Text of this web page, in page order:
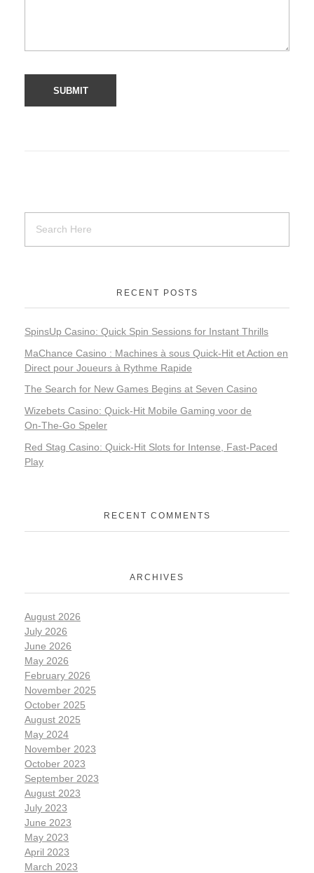
RECENT POSTS
SpinsUp Casino: Quick Spin Sessions for Instant Thrills
MaChance Casino : Machines à sous Quick‑Hit et Action en
Direct pour Joueurs à Rythme Rapide
The Search for New Games Begins at Seven Casino
Wizebets Casino: Quick‑Hit Mobile Gaming voor de
On‑The‑Go Speler
Red Stag Casino: Quick‑Hit Slots for Intense, Fast‑Paced
Play
RECENT COMMENTS
ARCHIVES
August 2026
July 2026
June 2026
May 2026
February 2026
November 2025
October 2025
August 2025
May 2024
November 2023
October 2023
September 2023
August 2023
July 2023
June 2023
May 2023
April 2023
March 2023